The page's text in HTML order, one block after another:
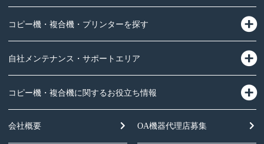
コピー機・複合機・プリンターを探す
自社メンテナンス・サポートエリア
コピー機・複合機に関するお役立ち情報
会社概要 OA機器代理店募集